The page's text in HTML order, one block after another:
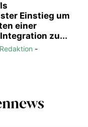
Einstieg um
einer
zu...
-